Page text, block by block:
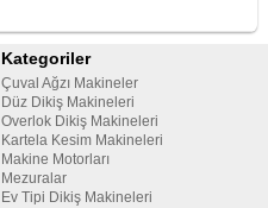
Kategoriler
Çuval Ağzı Makineler
Düz Dikiş Makineleri
Overlok Dikiş Makineleri
Kartela Kesim Makineleri
Makine Motorları
Mezuralar
Ev Tipi Dikiş Makineleri